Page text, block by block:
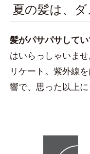
夏の髪は、
髪がパサパサして
はいらっしゃいま
リケート。紫外線
響で、思った以上に